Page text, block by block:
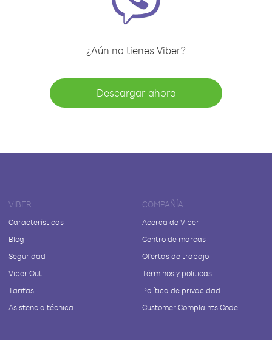
¿Aún no tienes Viber?
Descargar ahora
VIBER
Características
Blog
Seguridad
Viber Out
Tarifas
Asistencia técnica
COMPAÑÍA
Acerca de Viber
Centro de marcas
Ofertas de trabajo
Términos y políticas
Política de privacidad
Customer Complaints Code